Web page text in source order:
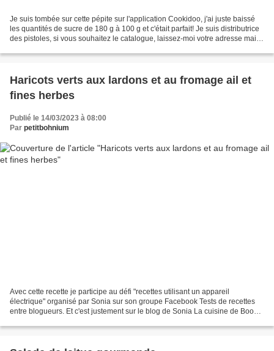
Je suis tombée sur cette pépite sur l'application Cookidoo, j'ai juste baissé
les quantités de sucre de 180 g à 100 g et c'était parfait! Je suis distributrice
des pistoles, si vous souhaitez le catalogue, laissez-moi votre adresse mail!
Haricots verts aux lardons et au fromage ail et
fines herbes
Publié le 14/03/2023 à 08:00
Par petitbohnium
Avec cette recette je participe au défi "recettes utilisant un appareil
électrique" organisé par Sonia sur son groupe Facebook Tests de recettes
entre blogueurs. Et c'est justement sur le blog de Sonia La cuisine de Boomy